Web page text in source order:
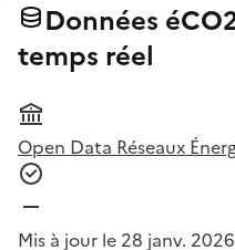
Données
temps réel
Open Data Réseaux
Mis à jour le 28 janv. 2026